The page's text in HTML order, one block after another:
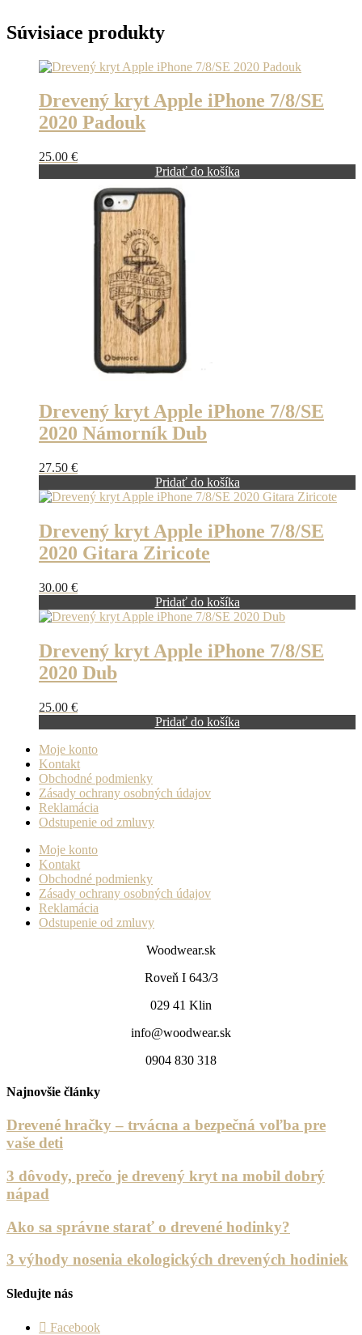
Súvisiace produkty
Drevený kryt Apple iPhone 7/8/SE
2020 Padouk
25.00 €
Pridať do košíka
Drevený kryt Apple iPhone 7/8/SE
2020 Námorník Dub
27.50 €
Pridať do košíka
Drevený kryt Apple iPhone 7/8/SE
2020 Gitara Ziricote
30.00 €
Pridať do košíka
Drevený kryt Apple iPhone 7/8/SE
2020 Dub
25.00 €
Pridať do košíka
Moje konto
Kontakt
Obchodné podmienky
Zásady ochrany osobných údajov
Reklamácia
Odstupenie od zmluvy
Moje konto
Kontakt
Obchodné podmienky
Zásady ochrany osobných údajov
Reklamácia
Odstupenie od zmluvy
Woodwear.sk
Roveň I 643/3
029 41 Klin
info@woodwear.sk
0904 830 318
Najnovšie články
Drevené hračky – trvácna a bezpečná voľba pre
vaše deti
3 dôvody, prečo je drevený kryt na mobil dobrý
nápad
Ako sa správne starať o drevené hodinky?
3 výhody nosenia ekologických drevených hodiniek
Sledujte nás
Facebook